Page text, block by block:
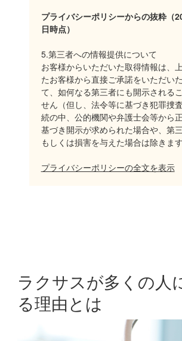
プライバシーポリシーからの抜粋（
日時点）
5.第三者への情報提供について
お客様からいただいた取得情報は、
たお客様から直接ご承諾をいただい
て、如何なる第三者にも開示される
せん（但し、法令等に基づき犯罪捜
続の中、公的機関や弁護士会等から
基づき開示が求められた場合や、第
もしくは損害を与えた場合は除きます
プライバシーポリシーの全文を表示
ラクサスが多くの人
る理由とは